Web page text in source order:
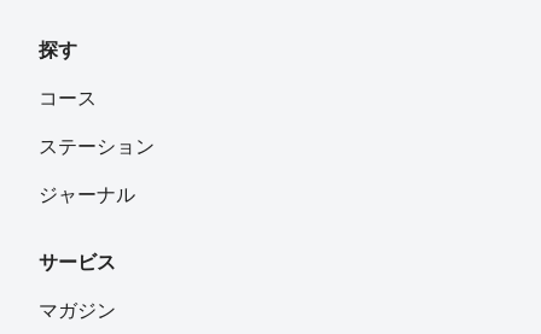
探す
コース
ステーション
ジャーナル
サービス
マガジン